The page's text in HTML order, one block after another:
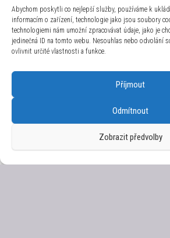
Abychom poskytli co nejlepší služby, používáme k
informacím o zařízení, technologie jako jsou soubory
technologiemi nám umožní zpracovávat údaje, jako je
jedinečná ID na tomto webu. Nesouhlas nebo odvolání
ovlivnit určité vlastnosti a funkce.
Příjmout
Odmítnout
Zobrazit předvolby
X-1 bílá
4 304 Kč
Disney Stříbrné náušnice